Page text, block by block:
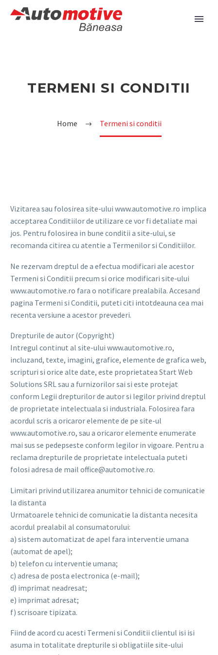
TERMENI SI CONDITII
Home Termeni si conditii
Vizitarea sau folosirea site-ului www.automotive.ro implica
acceptarea Conditiilor de utilizare ce vor fi detaliate mai
jos. Pentru folosirea in bune conditii a site-ului, se
recomanda citirea cu atentie a Termenilor si Conditiilor.
Ne rezervam dreptul de a efectua modificari ale acestor
Termeni si Conditii precum si orice modificari site-ului
www.automotive.ro fara o notificare prealabila. Accesand
pagina Termeni si Conditii, puteti citi intotdeauna cea mai
recenta versiune a acestor prevederi.
Drepturile de autor (Copyright)
Intregul continut al site-ului www.automotive.ro,
incluzand, texte, imagini, grafice, elemente de grafica web,
scripturi si orice alte date, este proprietatea Start Web
Solutions SRL sau a furnizorilor sai si este protejat
conform Legii drepturilor de autor si legilor privind dreptul
de proprietate intelectuala si industriala. Folosirea fara
acordul scris a oricaror elemente de pe site-ul
www.automotive.ro, sau a oricaror elemente enumerate
mai sus se pedepseste conform legilor in vigoare. Pentru a
reclama drepturile de proprietate intelectuala puteti
folosi adresa de mail office@automotive.ro.
Limitari privind utilizarea anumitor tehnici de comunicatie
la distanta
Urmatoarele tehnici de comunicatie la distanta necesita
acordul prealabil al consumatorului:
a) sistem automatizat de apel fara interventie umana
(automat de apel);
b) telefon cu interventie umana;
c) adresa de posta electronica (e-mail);
d) imprimat neadresat;
e) imprimat adresat;
f) scrisoare tipizata.
Fiind de acord cu acesti Termeni si Conditii clientul isi isi
asuma in totalitate drepturile si obligatiile site-ului